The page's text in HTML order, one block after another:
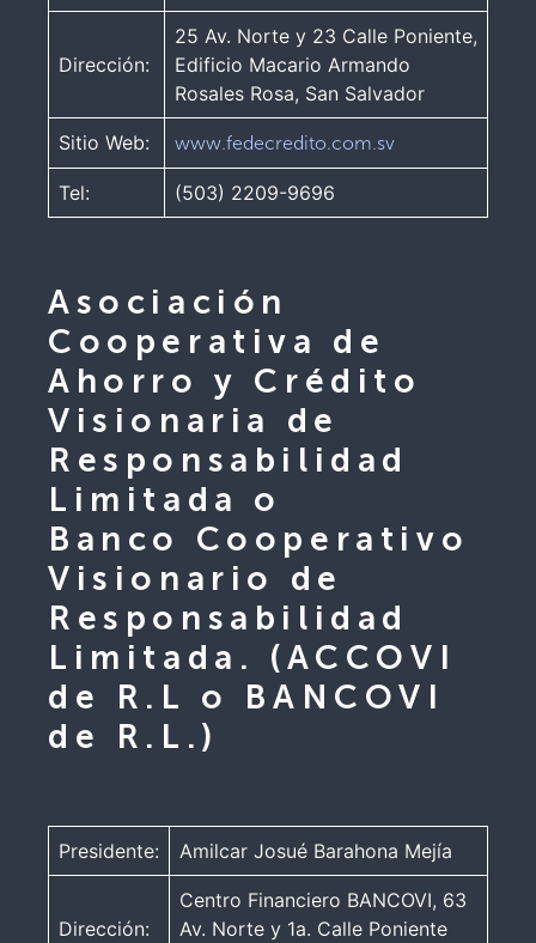
Dirección:
25 Av. Norte y 23 Calle Poniente,
Edificio Macario Armando
Rosales Rosa, San Salvador
Sitio Web: www.fedecredito.com.sv
Tel: (503) 2209-9696
Asociación
Cooperativa de
Ahorro y Crédito
Visionaria de
Responsabilidad
Limitada o
Banco Cooperativo
Visionario de
Responsabilidad
Limitada. (ACCOVI
de R.L o BANCOVI
de R.L.)
Presidente: Amilcar Josué Barahona Mejía
Dirección:
Centro Financiero BANCOVI, 63
Av. Norte y 1a. Calle Poniente